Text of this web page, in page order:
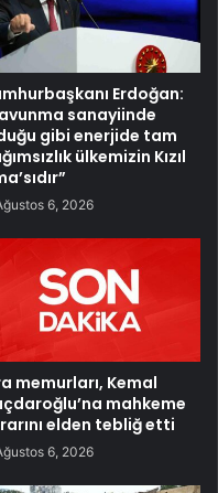
Erdoğan:
sanayiinde
gibi enerjide tam
ülkemizin Kızıl
6, 2026
memurları, Kemal
mahkeme
elden tebliğ etti
6, 2026